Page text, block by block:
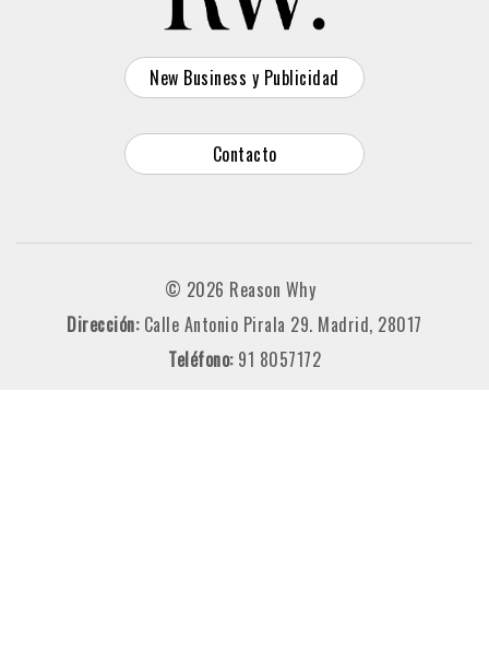
New Business y Publicidad
Contacto
© 2026 Reason Why
Dirección: Calle Antonio Pirala 29. Madrid, 28017
Teléfono: 91 8057172